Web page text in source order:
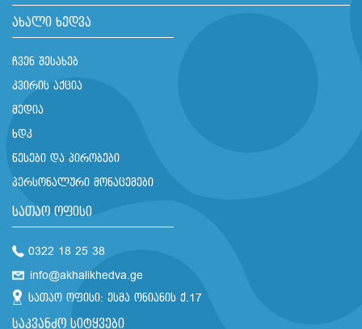
ახალი ხედვა
ჩვენ შესახებ
კვირის აქცია
მედია
ხდკ
წესები და პირობები
პერსონალური მონაცემები
სათაო ოფისი
0322 18 25 38
info@akhalikhedva.ge
სათაო ოფისი: ესმა ონიანის ქ.17
საკვანძო სიტყვები